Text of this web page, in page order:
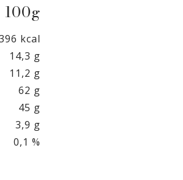
kcal
14,3 g
11,2 g
62 g
45 g
3,9 g
0,1 %